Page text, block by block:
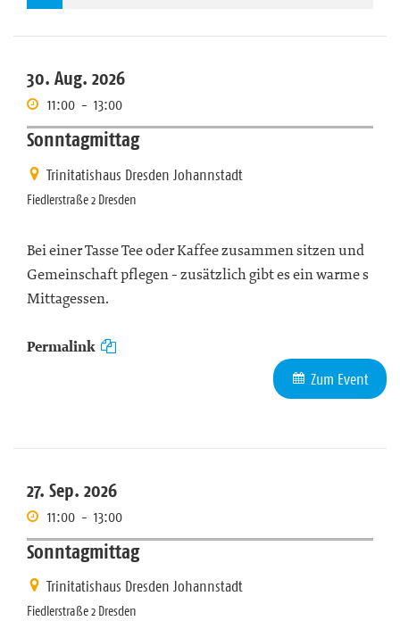
30. Aug. 2026
11:00 - 13:00
Sonntagmittag
Trinitatishaus Dresden Johannstadt
Fiedlerstraße 2 Dresden
Bei einer Tasse Tee oder Kaffee zusammen sitzen und
Gemeinschaft pflegen - zusätzlich gibt es ein warme s
Mittagessen.
Permalink
Zum Event
27. Sep. 2026
11:00 - 13:00
Sonntagmittag
Trinitatishaus Dresden Johannstadt
Fiedlerstraße 2 Dresden